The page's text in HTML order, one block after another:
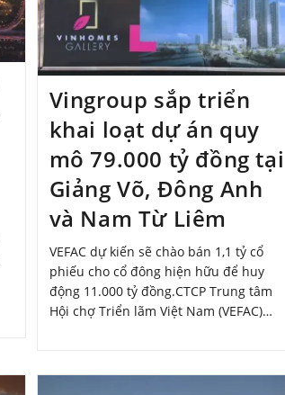
Vingroup sắp triển
khai loạt dự án quy
mô 79.000 tỷ đồng tại
Giảng Võ, Đông Anh
và Nam Từ Liêm
VEFAC dự kiến sẽ chào bán 1,1 tỷ cổ
phiếu cho cổ đông hiện hữu để huy
động 11.000 tỷ đồng.CTCP Trung tâm
Hội chợ Triển lãm Việt Nam (VEFAC)…